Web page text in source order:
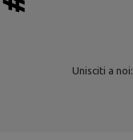
Unisciti a noi: